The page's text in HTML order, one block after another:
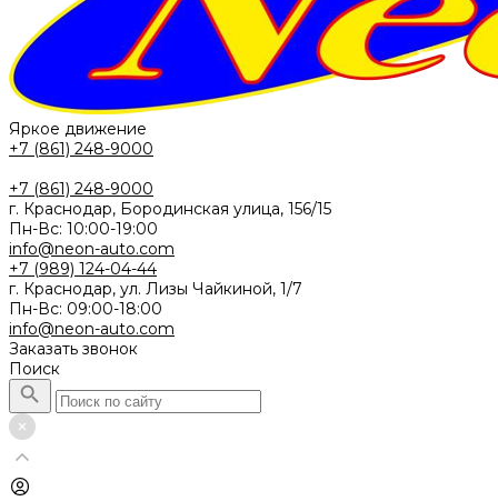
Яркое движение
+7 (861) 248-9000
+7 (861) 248-9000
г. Краснодар, Бородинская улица, 156/15
Пн-Вс: 10:00-19:00
info@neon-auto.com
+7 (989) 124-04-44
г. Краснодар, ул. Лизы Чайкиной, 1/7
Пн-Вс: 09:00-18:00
info@neon-auto.com
Заказать звонок
Поиск